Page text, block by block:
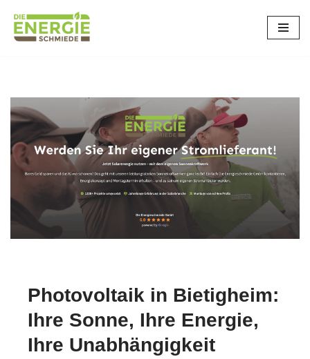
Zum
Photovoltaik in Bietigheim:
Ihre Sonne, Ihre Energie,
Ihre Unabhängigkeit